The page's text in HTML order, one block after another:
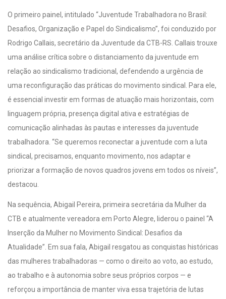
O primeiro painel, intitulado “Juventude Trabalhadora no Brasil:
Desafios, Organização e Papel do Sindicalismo”, foi conduzido por
Rodrigo Callais, secretário da Juventude da CTB-RS. Callais trouxe
uma análise crítica sobre o distanciamento da juventude em
relação ao sindicalismo tradicional, defendendo a urgência de
uma reconfiguração das práticas do movimento sindical. Para ele,
é essencial investir em formas de atuação mais horizontais, com
linguagem própria, presença digital ativa e estratégias de
comunicação alinhadas às pautas e interesses da juventude
trabalhadora. “Se queremos reconectar a juventude com a luta
sindical, precisamos, enquanto movimento, nos adaptar e
priorizar a formação de novos quadros jovens em todos os níveis”,
destacou.
Na sequência, Abigail Pereira, primeira secretária da Mulher da
CTB e atualmente vereadora em Porto Alegre, liderou o painel “A
Inserção da Mulher no Movimento Sindical: Desafios da
Atualidade”. Em sua fala, Abigail resgatou as conquistas históricas
das mulheres trabalhadoras — como o direito ao voto, ao estudo,
ao trabalho e à autonomia sobre seus próprios corpos — e
reforçou a importância de manter viva essa trajetória de lutas